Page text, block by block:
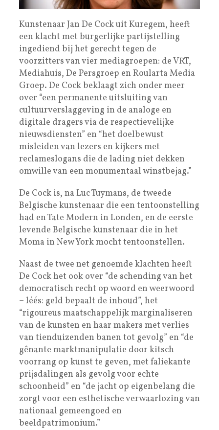
Kunstenaar Jan De Cock uit Kuregem, heeft
een klacht met burgerlijke partijstelling
ingediend bij het gerecht tegen de
voorzitters van vier mediagroepen: de VRT,
Mediahuis, De Persgroep en Roularta Media
Groep. De Cock beklaagt zich onder meer
over “een permanente uitsluiting van
cultuurverslaggeving in de analoge en
digitale dragers via de respectievelijke
nieuwsdiensten” en “het doelbewust
misleiden van lezers en kijkers met
reclameslogans die de lading niet dekken
omwille van een monumentaal winstbejag.”
De Cock is, na Luc Tuymans, de tweede
Belgische kunstenaar die een tentoonstelling
had en Tate Modern in Londen, en de eerste
levende Belgische kunstenaar die in het
Moma in New York mocht tentoonstellen.
Naast de twee net genoemde klachten heeft
De Cock het ook over “de schending van het
democratisch recht op woord en weerwoord
– léés: geld bepaalt de inhoud”, het
“rigoureus maatschappelijk marginaliseren
van de kunsten en haar makers met verlies
van tienduizenden banen tot gevolg” en “de
gênante marktmanipulatie door kitsch
voorrang op kunst te geven, met faliekante
prijsdalingen als gevolg voor echte
schoonheid” en “de jacht op eigenbelang die
zorgt voor een esthetische verwaarlozing van
nationaal gemeengoed en
beeldpatrimonium.”